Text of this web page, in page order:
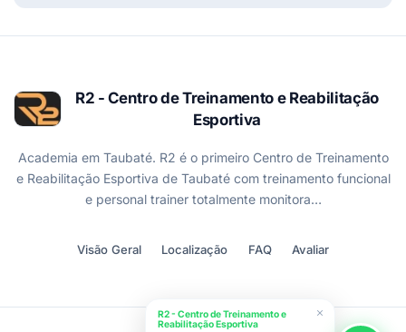
R2 - Centro de Treinamento e Reabilitação
Esportiva
Academia em Taubaté. R2 é o primeiro Centro de Treinamento
e Reabilitação Esportiva de Taubaté com treinamento funcional
e personal trainer totalmente monitora…
Visão Geral Localização FAQ Avaliar
R2 - Centro de Treinamento e
Reabilitação Esportiva